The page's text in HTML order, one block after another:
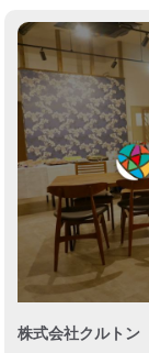
株式会社クルトン